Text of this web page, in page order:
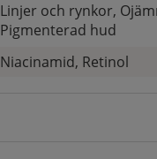
Linjer och rynkor,
Pigmenterad hud
Niacinamid, Retinol